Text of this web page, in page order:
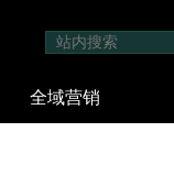
全域营销